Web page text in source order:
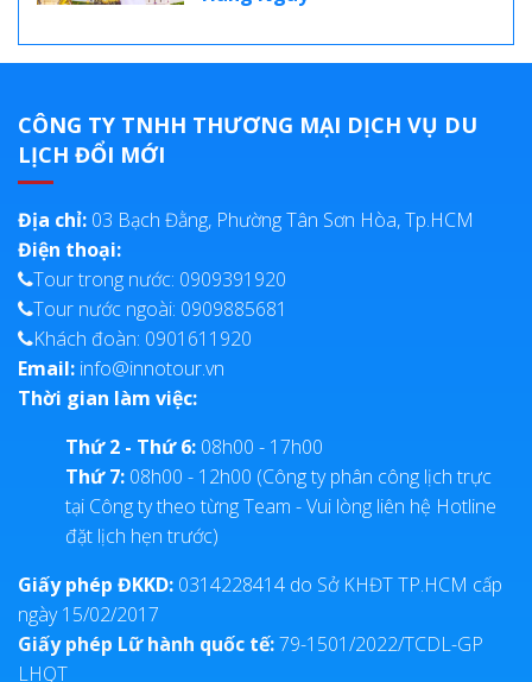
CÔNG TY TNHH THƯƠNG MẠI DỊCH VỤ DU
LỊCH ĐỔI MỚI
Địa chỉ: 03 Bạch Đằng, Phường Tân Sơn Hòa, Tp.HCM
Điện thoại:
Tour trong nước: 0909391920
Tour nước ngoài: 0909885681
Khách đoàn: 0901611920
Email: info@innotour.vn
Thời gian làm việc:
Thứ 2 - Thứ 6: 08h00 - 17h00
Thứ 7: 08h00 - 12h00 (Công ty phân công lịch trực
tại Công ty theo từng Team - Vui lòng liên hệ Hotline
đặt lịch hẹn trước)
Giấy phép ĐKKD: 0314228414 do Sở KHĐT TP.HCM cấp
ngày 15/02/2017
Giấy phép Lữ hành quốc tế:79-1501/2022/TCDL-GP
LHQT